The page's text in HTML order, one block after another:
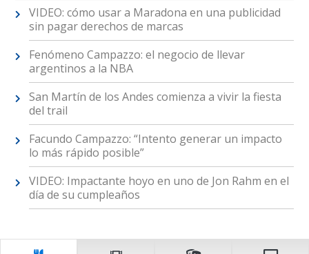
VIDEO: cómo usar a Maradona en una publicidad
sin pagar derechos de marcas
Fenómeno Campazzo: el negocio de llevar
argentinos a la NBA
San Martín de los Andes comienza a vivir la fiesta
del trail
Facundo Campazzo: “Intento generar un impacto
lo más rápido posible”
VIDEO: Impactante hoyo en uno de Jon Rahm en el
día de su cumpleaños